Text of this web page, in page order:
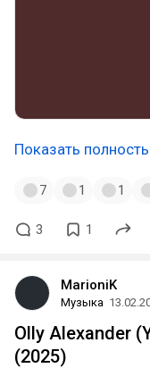
Показать
7 1 1
3 1
MarioniK
Музыка
Olly Alexander
(2025)